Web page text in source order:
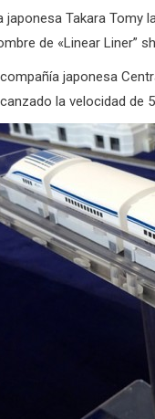
Takara Tomy
de «Linear Liner”
japonesa
la velocidad de